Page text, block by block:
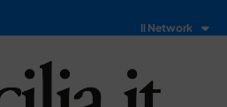
Il Network